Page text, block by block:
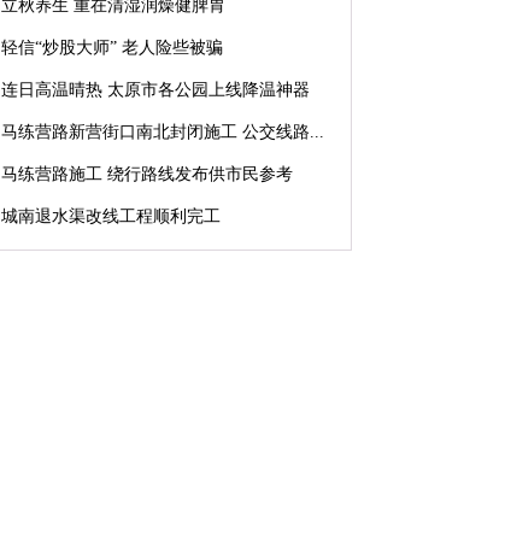
立秋养生 重在清湿润燥健脾胃
轻信“炒股大师” 老人险些被骗
连日高温晴热 太原市各公园上线降温神器
马练营路新营街口南北封闭施工 公交线路...
马练营路施工 绕行路线发布供市民参考
城南退水渠改线工程顺利完工